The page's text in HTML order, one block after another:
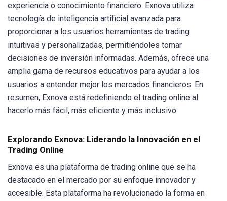
experiencia o conocimiento financiero. Exnova utiliza
tecnología de inteligencia artificial avanzada para
proporcionar a los usuarios herramientas de trading
intuitivas y personalizadas, permitiéndoles tomar
decisiones de inversión informadas. Además, ofrece una
amplia gama de recursos educativos para ayudar a los
usuarios a entender mejor los mercados financieros. En
resumen, Exnova está redefiniendo el trading online al
hacerlo más fácil, más eficiente y más inclusivo.
Explorando Exnova: Liderando la Innovación en el
Trading Online
Exnova es una plataforma de trading online que se ha
destacado en el mercado por su enfoque innovador y
accesible. Esta plataforma ha revolucionado la forma en